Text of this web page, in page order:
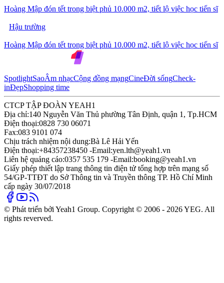
Hoàng Mập đón tết trong biệt phủ 10.000 m2, tiết lộ việc học tiến sĩ
Hậu trường
Hoàng Mập đón tết trong biệt phủ 10.000 m2, tiết lộ việc học tiến sĩ
SpotlightSaoÂm nhạcCộng đồng mạngCineĐời sốngCheck-
inĐẹpShopping time
CTCP TẬP ĐOÀN YEAH1
Địa chỉ:140 Nguyễn Văn Thủ phường Tân Định, quận 1, Tp.HCM
Điện thoại:0828 730 06071
Fax:083 9101 074
Chịu trách nhiệm nội dung:Bà Lê Hải Yến
Điện thoại:+84357238450 -Email:yen.lth@yeah1.vn
Liên hệ quảng cáo:0357 535 179 -Email:booking@yeah1.vn
Giấy phép thiết lập trang thông tin điện tử tổng hợp trên mạng số
54/GP-TTĐT do Sở Thông tin và Truyền thông TP. Hồ Chí Minh
cấp ngày 30/07/2018
© Phát triển bởi Yeah1 Group. Copyright © 2006 - 2026 YEG. All
rights reverved.